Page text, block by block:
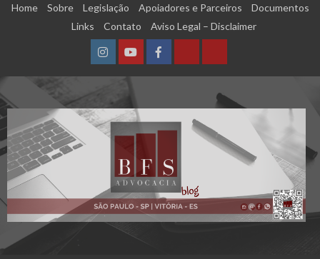
SkipHome Sobre Legislação Apoiadores e Parceiros
Documentos
Links
Contato Aviso Legal – Disclaimer
InstagramYouTubeFacebookCalculadora
Qualidade
de
Segurado
(INSS)
Calculadora
Tempo
de
Contribuição